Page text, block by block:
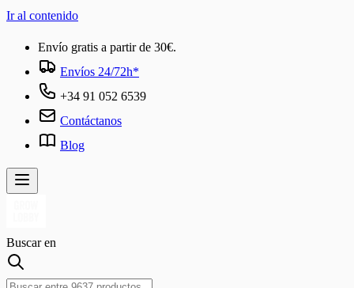
Ir al contenido
Envío gratis a partir de 30€.
Envíos 24/72h*
+34 91 052 6539
Contáctanos
Blog
Buscar en